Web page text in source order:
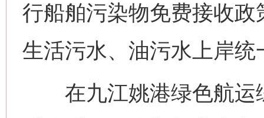
行船舶污染物免费接收
生活污水、油污水上岸统
在九江姚港绿色航运